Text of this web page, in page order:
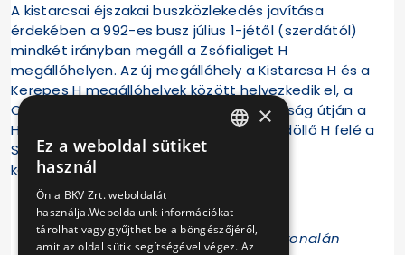
A kistarcsai éjszakai buszközlekedés javítása
érdekében a 992-es busz július 1-jétől (szerdától)
mindkét irányban megáll a Zsófialiget H
megállóhelyen. Az új megállóhely a Kistarcsa H és a
Kerepes H megállóhelyek között helyezkedik el, a
Cinkotai autóbuszgarázs felé a Szabadság útján a
Honvéd utca kereszteződése előtt, Gödöllő H felé a
Szabadság útján a Dózsa György utca
kereszteződése előtt.
Üzemidő-bővítés a 45-ös busz vonalán
×
Ez a weboldal sütiket
használ
Ön a BKV Zrt. weboldalát
használja.Weboldalunk információkat
tárolhat vagy gyűjthet be a böngészőjéről,
amit az oldal sütik segítségével végez. Az